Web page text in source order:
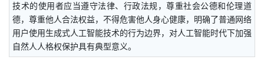
技术的使用者应当遵守法律、行政法规，尊重社会公德和伦理道
德，尊重他人合法权益，不得危害他人身心健康，明确了普通网络
用户使用生成式人工智能技术的行为边界，对人工智能时代下加强
自然人人格权保护具有典型意义。